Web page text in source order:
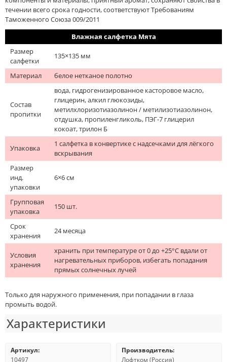
течении всего срока годности, соответствуют Требованиям
Таможенного Союза 009/2011
Влажная салфетка Мята
Размер
салфетки
135×135 мм
Материал белое нетканое полотно
Состав
пропитки
вода, гидрогенизированное касторовое масло,
глицерин, алкил глюкозиды,
метилхлоризотиазолинон / метилизотиазолинон,
отдушка, пропиленгликоль, ПЭГ-7 глицерил
кокоат, трилон Б
Упаковка
1 салфетка в конвертике с надсечками для лёгкого
вскрывания
Размер
инд.
упаковки
6×6 см
Групповая
упаковка
150 шт.
Срок
хранения
24 месяца
Условия
хранения
хранить при температуре от 0 до +25°С вдали от
нагревательных приборов, избегать попадания
прямых солнечных лучей
Только для наружного применения, при попадании в глаза
промыть водой.
Характеристики
Артикул:
10497
Производитель:
Лофтком (Россия)